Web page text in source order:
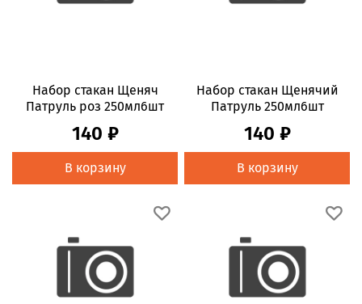
Набор стакан Щеняч
Патруль роз 250мл6шт
140 ₽
В корзину
Набор стакан Щенячий
Патруль 250мл6шт
140 ₽
В корзину